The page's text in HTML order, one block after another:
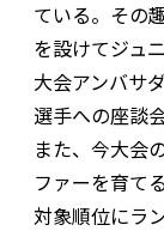
ている。その
を設けてジュ
大会アンバサ
選手への座談
また、今大会
ファーを育て
対象順位にラ